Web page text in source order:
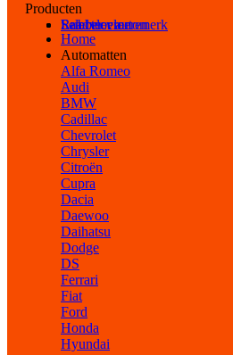
Producten
Selecteer automerk
Laadvloeren
Rubber vloeren
Home
Automatten
Alfa Romeo
Audi
BMW
Cadillac
Chevrolet
Chrysler
Citroën
Cupra
Dacia
Daewoo
Daihatsu
Dodge
DS
Ferrari
Fiat
Ford
Honda
Hyundai